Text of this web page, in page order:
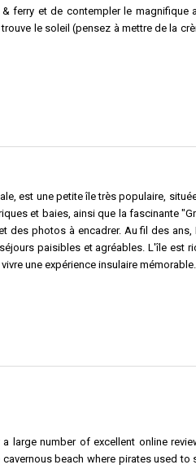
ferry et de contempler le
le soleil (pensez à mettre de la
est une petite île très populaire,
et baies, ainsi que la fascinante
des photos à encadrer. Au fil des
paisibles et agréables. L'île
une expérience insulaire mémorable.
number of excellent online
beach where pirates used to